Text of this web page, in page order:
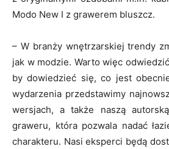
Modo New I z grawerem bluszcz.
– W branży wnętrzarskiej trendy
jak w modzie. Warto więc
by dowiedzieć się, co jest
wydarzenia przedstawimy
wersjach, a także naszą
graweru, która pozwala nadać
charakteru. Nasi eksperci będą